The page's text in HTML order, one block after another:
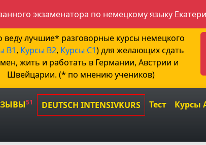
экзаменатора по немецкому языку
веду лучшие* разговорные курсы немецкого
B1, Курсы B2, Курсы С1) для желающих сдать
жить и работать в Германии, Австрии и
Швейцарии. (* по мнению учеников)
51 DEUTSCH INTENSIVKURS Тест Курсы